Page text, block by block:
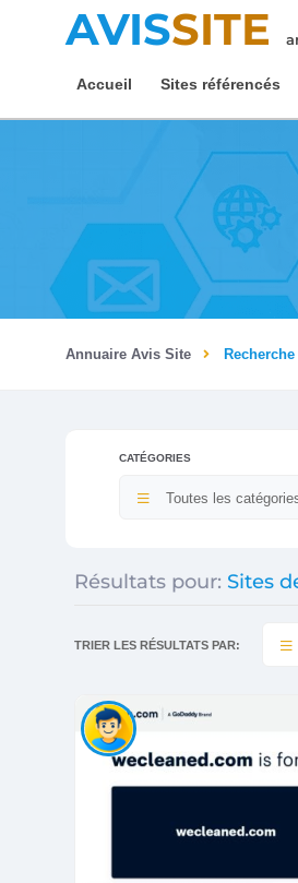
AVISSITE
Accueil Sites référencés
Annuaire Avis Site
CATÉGORIES
Toutes les
Résultats pour: Sites
TRIER LES RÉSULTATS PAR: